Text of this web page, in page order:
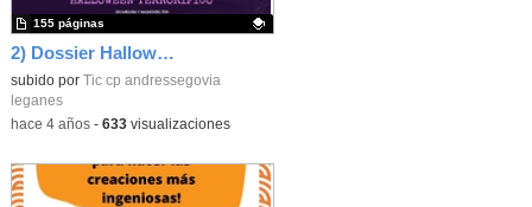
2) Dossier Halloween.
Contenido educativo.
subido por Tic cp andressegovia
leganes
155 páginas
-hace 4 años- 633visualizaciones